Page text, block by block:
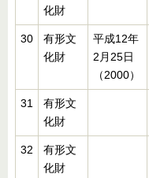
化財
30
有形文
化財
平成12年
2月25日
（2000）
31
有形文
化財
32
有形文
化財